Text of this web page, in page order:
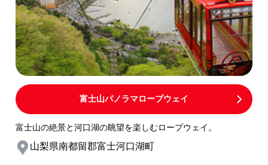
富士山パノラマロープウェイ
富士山の絶景と河口湖の眺望を楽しむロープウェイ。
山梨県南都留郡富士河口湖町